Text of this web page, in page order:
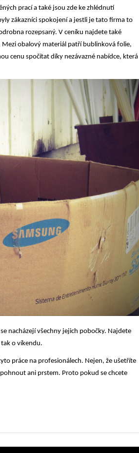
prací a také jsou zde ke zhlédnutí
zákazníci spokojení a jestli je tato firma to
rozepsaný. V ceníku najdete také
obalový materiál patří bublinková folie,
cenu spočítat díky nezávazné nabídce, která
nacházejí všechny jejich pobočky. Najdete
o víkendu.
práce na profesionálech. Nejen, že ušetříte
ani prstem. Proto pokud se chcete